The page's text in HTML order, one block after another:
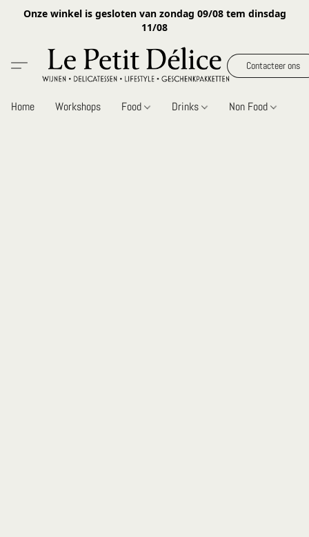
Onze winkel is gesloten van zondag 09/08 tem dinsdag
11/08
Contacteer ons
Home Workshops Food Drinks Non Food